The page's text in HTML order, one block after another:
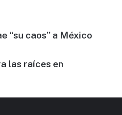
“su caos” a México
las raíces en